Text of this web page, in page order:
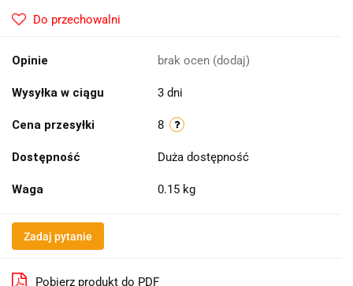
Do przechowalni
Opinie brak ocen (dodaj)
Wysyłka w ciągu 3 dni
Cena przesyłki 8
Dostępność Duża dostępność
Waga 0.15 kg
Zadaj pytanie
Pobierz produkt do PDF